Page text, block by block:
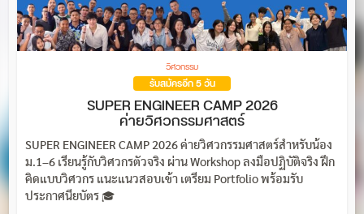
วิศวกรรม
รับสมัครอีก 5 วัน
SUPER ENGINEER CAMP 2026
ค่ายวิศวกรรมศาสตร์
SUPER ENGINEER CAMP 2026 ค่ายวิศวกรรมศาสตร์สำหรับน้อง
ม.1–6 เรียนรู้กับวิศวกรตัวจริง ผ่าน Workshop ลงมือปฏิบัติจริง ฝึก
คิดแบบวิศวกร แนะแนวสอบเข้า เตรียม Portfolio พร้อมรับ
ประกาศนียบัตร 🎓